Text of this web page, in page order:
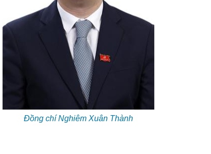
Đồng chí Nghiêm Xuân Thành